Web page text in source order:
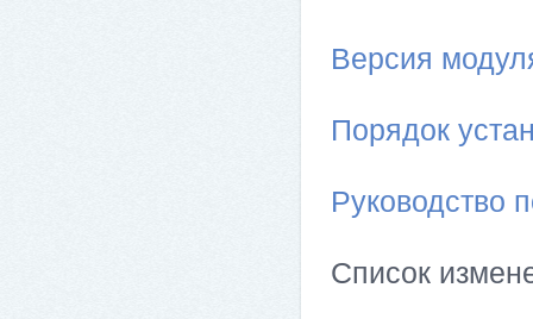
Версия
Порядок
Руководство
Список